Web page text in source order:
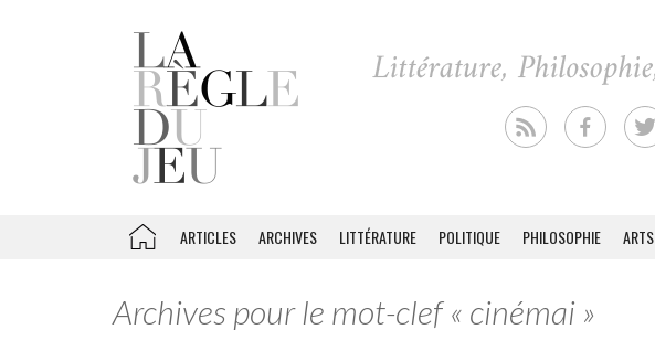
ARTICLES ARCHIVES LITTÉRATURE POLITIQUE PHILOSOPHIE ARTS
Archives pour le mot-clef « cinémai »